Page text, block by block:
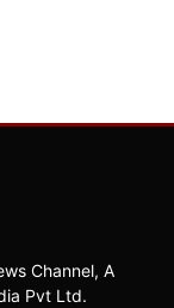
Channel, A
Pvt Ltd.